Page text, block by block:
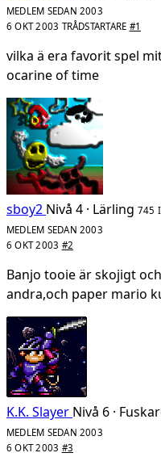
MEDLEM SEDAN 2003
6 OKT 2003 TRÅDSTARTARE #1
vilka ä era favorit spel
ocarine of time
sboy2 Nivå 4 · Lärling 745
MEDLEM SEDAN 2003
6 OKT 2003 #2
Banjo tooie är skojigt
andra,och paper mario
K.K. Slayer Nivå 6 ·
MEDLEM SEDAN 2003
6 OKT 2003 #3